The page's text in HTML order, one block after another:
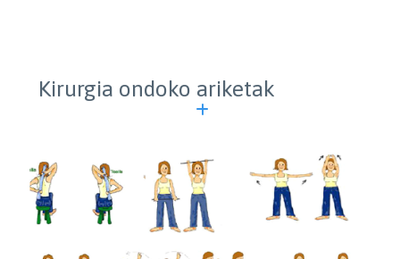
Kirurgia ondoko ariketak